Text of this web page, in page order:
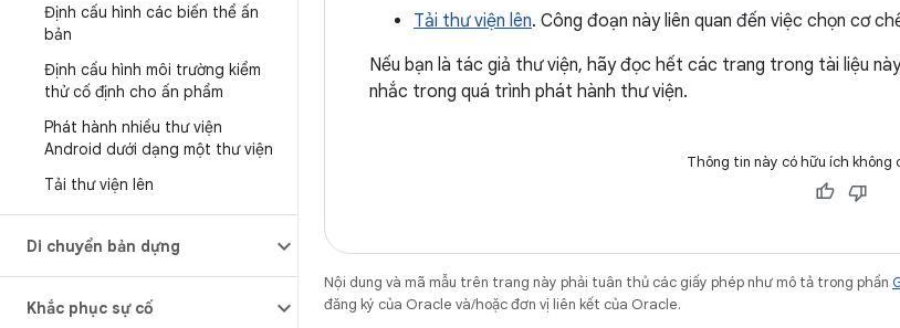
Định cấu hình các biến thể ấn
bản
Định cấu hình môi trường kiểm
thử cố định cho ấn phẩm
Phát hành nhiều thư viện
Android dưới dạng một thư viện
Tải thư viện lên
Di chuyển bản dựng
Khắc phục sự cố
Tải thư viện lên. Công đoạn này liên quan đến việc chọn cơ
Nếu bạn là tác giả thư viện, hãy đọc hết các trang trong tài liệu
nhắc trong quá trình phát hành thư viện.
Thông tin này có hữu ích không
Nội dung và mã mẫu trên trang này phải tuân thủ các giấy phép như mô tả trong phần
đăng ký của Oracle và/hoặc đơn vị liên kết của Oracle.